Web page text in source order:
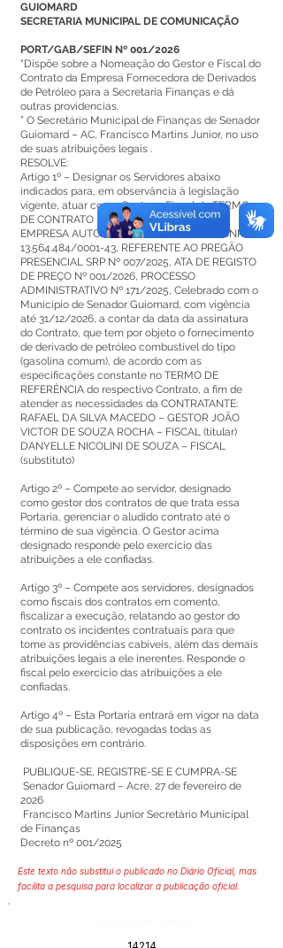
GUIOMARD
SECRETARIA MUNICIPAL DE COMUNICAÇÃO
PORT/GAB/SEFIN Nº 001/2026
“Dispõe sobre a Nomeação do Gestor e Fiscal do
Contrato da Empresa Fornecedora de Derivados
de Petróleo para a Secretaria Finanças e dá
outras providencias.
” O Secretário Municipal de Finanças de Senador
Guiomard – AC, Francisco Martins Junior, no uso
de suas atribuições legais .
RESOLVE:
Artigo 1º – Designar os Servidores abaixo
indicados para, em observância à legislação
vigente, atuar como Gestor e Fiscal do TERMO
DE CONTRATO Nº 082/2026, referente a
EMPRESA AUTO POSTO RIBEIRO LTDA – CNPJ:
13.564.484/0001-43, REFERENTE AO PREGÃO
PRESENCIAL SRP Nº 007/2025, ATA DE REGISTO
DE PREÇO Nº 001/2026, PROCESSO
ADMINISTRATIVO Nº 171/2025, Celebrado com o
Município de Senador Guiomard, com vigência
até 31/12/2026, a contar da data da assinatura
do Contrato, que tem por objeto o fornecimento
de derivado de petróleo combustível do tipo
(gasolina comum), de acordo com as
especificações constante no TERMO DE
REFERÊNCIA do respectivo Contrato, a fim de
atender as necessidades da CONTRATANTE:
RAFAEL DA SILVA MACEDO – GESTOR JOÃO
VICTOR DE SOUZA ROCHA – FISCAL (titular)
DANYELLE NICOLINI DE SOUZA – FISCAL
(substituto)
Artigo 2º – Compete ao servidor, designado
como gestor dos contratos de que trata essa
Portaria, gerenciar o aludido contrato até o
término de sua vigência. O Gestor acima
designado responde pelo exercício das
atribuições a ele confiadas.
Artigo 3º – Compete aos servidores, designados
como fiscais dos contratos em comento,
fiscalizar a execução, relatando ao gestor do
contrato os incidentes contratuais para que
tome as providências cabíveis, além das demais
atribuições legais a ele inerentes. Responde o
fiscal pelo exercício das atribuições a ele
confiadas.
Artigo 4º – Esta Portaria entrará em vigor na data
de sua publicação, revogadas todas as
disposições em contrário.
PUBLIQUE-SE, REGISTRE-SE E CUMPRA-SE
Senador Guiomard – Acre, 27 de fevereiro de
2026
Francisco Martins Junior Secretário Municipal
de Finanças
Decreto nº 001/2025
Este texto não substitui o publicado no Diário Oficial, mas
facilita a pesquisa para localizar a publicação oficial.